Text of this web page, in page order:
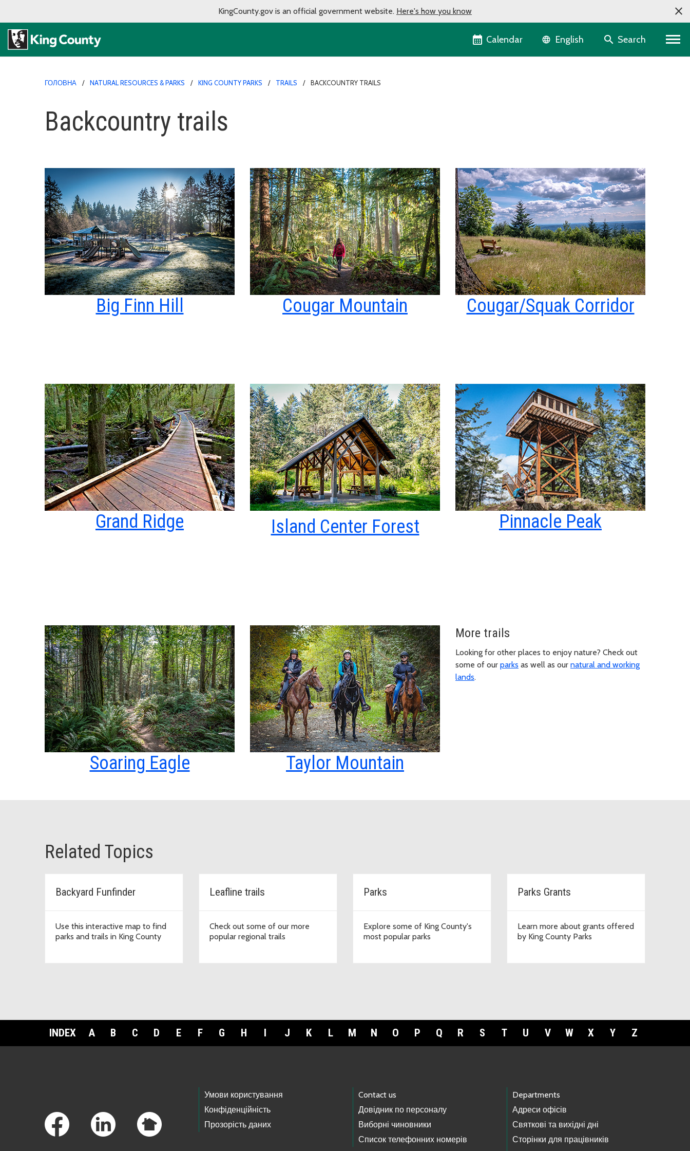
KingCounty.gov is an official government website. Here's how you know
Calendar Language selector
English Search
ГОЛОВНА NATURAL RESOURCES & PARKS KING COUNTY PARKS TRAILS BACKCOUNTRY TRAILS
Backcountry trails
Big Finn Hill Cougar Mountain Cougar/Squak Corridor
Grand Ridge Island Center Forest Pinnacle Peak
Soaring Eagle Taylor Mountain
More trails
Looking for other places to enjoy nature? Check out
some of our parks as well as our natural and working
lands.
Related Topics
Backyard Funfinder
Use this interactive map to find
parks and trails in King County
Leafline trails
Check out some of our more
popular regional trails
Parks
Explore some of King County's
most popular parks
Parks Grants
Learn more about grants offered
by King County Parks
INDEX A B C D E F G H I J K L M N O P Q R S T U V W X Y Z
Умови користування
Конфіденційність
Прозорість даних
Contact us
Довідник по персоналу
Виборні чиновники
Список телефонних номерів
Departments
Адреси офісів
Святкові та вихідні дні
Сторінки для працівників